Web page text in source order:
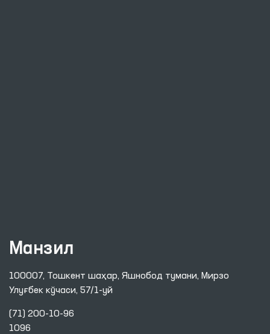
Манзил
100007, Тошкент шаҳар, Яшнобод тумани, Мирзо
Улуғбек кўчаси, 57/1-уй
(71) 200-10-96
1096